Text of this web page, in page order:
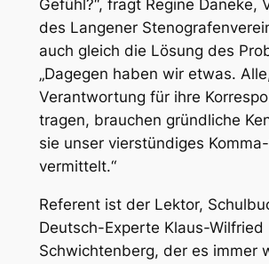
Gefühl?“, fragt Regine Daneke,
des Langener
auch gleich die Lösung des
„Dagegen haben wir etwas.
Verantwortung für ihre
tragen, brauchen gründliche
sie unser vierstündiges
vermittelt.“
Referent ist der Lektor,
Deutsch-Experte Klaus-Wilfried
Schwichtenberg, der es immer